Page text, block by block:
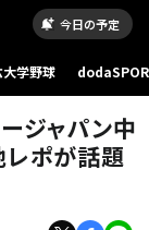
今日の予定
学野球
ジャパン中
レポが話題